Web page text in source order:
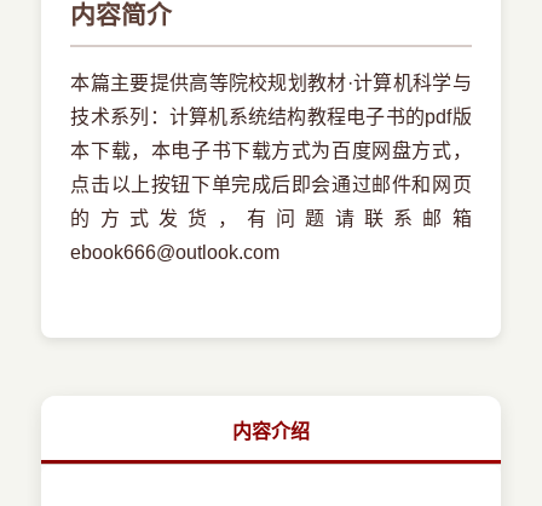
内容简介
本篇主要提供高等院校规划教材·计算机科学与
技术系列：计算机系统结构教程电子书的pdf版
本下载，本电子书下载方式为百度网盘方式，
点击以上按钮下单完成后即会通过邮件和网页
的方式发货，有问题请联系邮箱
ebook666@outlook.com
内容介绍